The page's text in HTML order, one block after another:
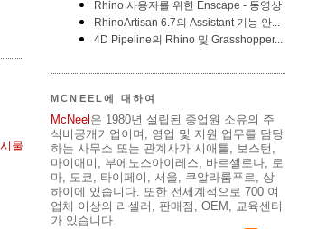
물
MCNEEL에 대하여
McNeel 은 1980년 설립된 종업원 소유의 주
식비공개기업이며, 영업 및 지원 업무를 담당
하는 사무소 또는 관계사가 시애틀, 보스턴,
마이애미, 부에노스아이레스, 바르셀로나, 로
마, 도쿄, 타이페이, 서울, 쿠알라룸푸르, 상
하이에 있습니다. 또한 전세계적으로 700 여
업체 이상의 리셀러, 판매점, OEM, 교육센터
가 있습니다.